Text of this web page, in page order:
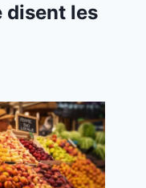
disent les